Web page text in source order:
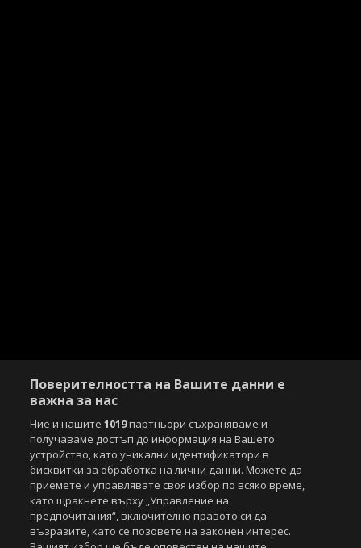
Поверителността на Вашите данни е
важна за нас
Ние и нашите1019партньори съхраняваме и
получаваме достъп до информация на Вашето
устройство, като уникални идентификатори в
бисквитки за обработка на лични данни. Можете да
приемете и управлявате своя избор по всяко време,
като щракнете върху „Управление на
предпочитания“, включително правото си да
възразите, като се позовете на законен интерес.